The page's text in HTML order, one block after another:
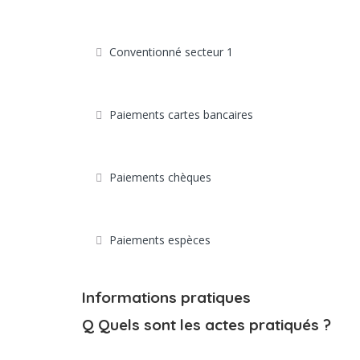
Conventionné secteur 1
Paiements cartes bancaires
Paiements chèques
Paiements espèces
Informations pratiques
Q Quels sont les actes pratiqués ?